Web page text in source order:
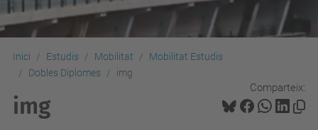
Inici Estudis Mobilitat
Mobilitat Estudis
Dobles Diplomes
img
Comparteix:
img